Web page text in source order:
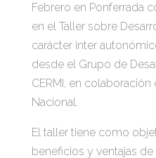
Febrero en Ponferrada
en el Taller sobre
carácter inter
desde el Grupo de
CERMI, en colaboración
Nacional.
El taller tiene como
beneficios y ventajas de